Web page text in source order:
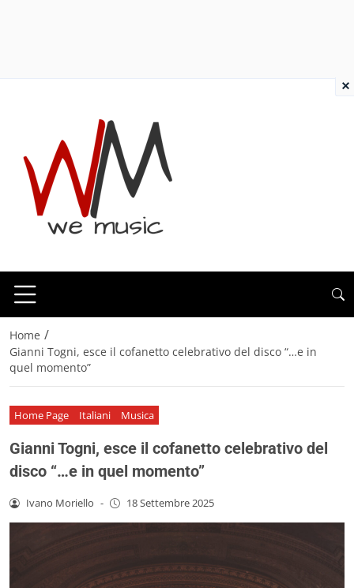
Home /
Gianni Togni, esce il cofanetto celebrativo del disco “…e in
quel momento”
Home Page Italiani Musica
Gianni Togni, esce il cofanetto celebrativo del
disco “…e in quel momento”
Ivano Moriello - 18 Settembre 2025
×